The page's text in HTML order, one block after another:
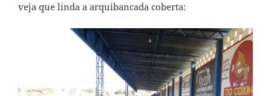
veja que linda a arquibancada coberta: